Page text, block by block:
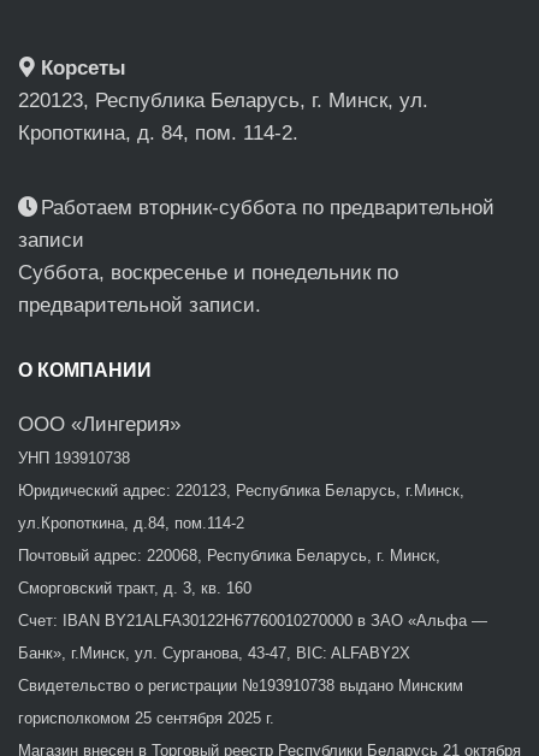
Корсеты
220123, Республика Беларусь, г. Минск, ул.
Кропоткина, д. 84, пом. 114-2.
Работаем вторник-суббота по предварительной
записи
Суббота, воскресенье и понедельник по
предварительной записи.
О КОМПАНИИ
ООО «Лингерия»
УНП 193910738
Юридический адрес: 220123, Республика Беларусь, г.Минск,
ул.Кропоткина, д.84, пом.114-2
Почтовый адрес: 220068, Республика Беларусь, г. Минск,
Сморговский тракт, д. 3, кв. 160
Счет: IBAN BY21ALFA30122H67760010270000 в ЗАО «Альфа —
Банк», г.Минск, ул. Сурганова, 43-47, BIC: ALFABY2X
Свидетельство о регистрации №193910738 выдано Минским
горисполкомом 25 сентября 2025 г.
Магазин внесен в Торговый реестр Республики Беларусь 21 октября